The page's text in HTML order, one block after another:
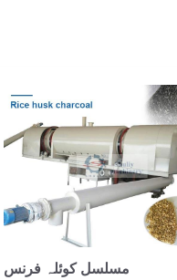
مسلسل کوئلہ فرنس